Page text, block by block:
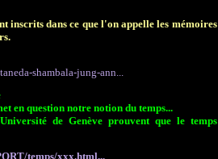
inscrits dans ce que l'on appelle les mémoires
shambala-jung-ann...
en question notre notion du temps...
de Genève prouvent que le temps
temps/xxx.html...